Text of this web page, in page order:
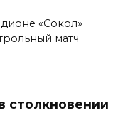
«Сокол»
матч
столкновении